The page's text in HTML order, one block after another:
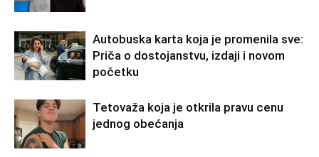
Autobuska karta koja je promenila sve:
Priča o dostojanstvu, izdaji i novom
početku
Tetovaža koja je otkrila pravu cenu
jednog obećanja